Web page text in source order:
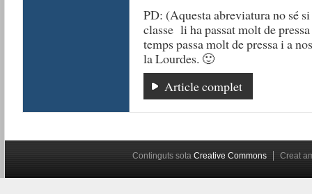
PD: (Aquesta abreviatura no sé
classe li ha passat molt de
temps passa molt de pressa i a
la Lourdes. 🙂
Article complet
Continguts sota Creative Commons Creat